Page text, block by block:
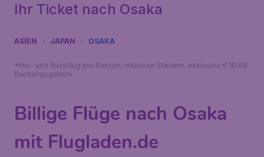
Ihr Ticket nach Osaka
ASIEN JAPAN OSAKA
*Hin- und Rückflug pro Person, inklusive Steuern, exklusive € 19,99
Buchungsgebühr.
Billige Flüge nach Osaka
mit Flugladen.de